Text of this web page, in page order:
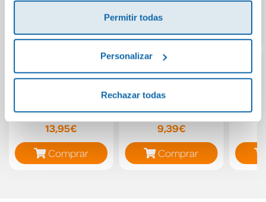
Permitir todas
Personalizar
Rechazar todas
Los Once 10. El
brazalete dorado
13,95€
Comprar
MUSICA NUEVO
ACORDES 6
PRIMARIA
9,39€
Comprar